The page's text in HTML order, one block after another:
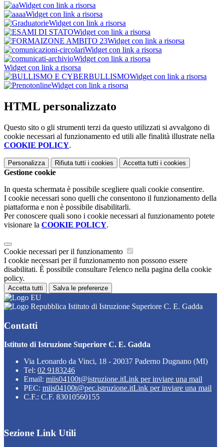
Widget con link a risorsa
Widget con link a risorsa
Widget con link a risorsa
Widget con link a risorsa
Widget con link a risorsa
Widget con link a risorsa
Widget con link a risorsa
Widget con link a risorsa
Widget con link a risorsa
Widget con link a risorsa
HTML personalizzato
Questo sito o gli strumenti terzi da questo utilizzati si avvalgono di
cookie necessari al funzionamento ed utili alle finalità illustrate nella
COOKIE POLICY.
Personalizza Rifiuta tutti i cookies Accetta tutti i cookies
Gestione cookie
In questa schermata è possibile scegliere quali cookie consentire.
I cookie necessari sono quelli che consentono il funzionamento della
piattaforma e non è possibile disabilitarli.
Per conoscere quali sono i cookie necessari al funzionamento potete
visionare la COOKIE POLICY.
Cookie necessari per il funzionamento
I cookie necessari per il funzionamento non possono essere
disabilitati. È possibile consultare l'elenco nella pagina della cookie
policy.
Accetta tutti Salva le preferenze
Istituto di Istruzione Superiore C. E. Gadda
Contatti
Istituto di Istruzione Superiore C. E. Gadda
Via Leonardo da Vinci, 18 - 20037 Paderno Dugnano (MI)
Tel: 02 9183246
Email: miis04100t@istruzione.itLink per inviare una mail
PEC: miis04100t@pec.istruzione.itLink per inviare una mail
C.F.: C.F. 83010560155
Sezione Link Utili